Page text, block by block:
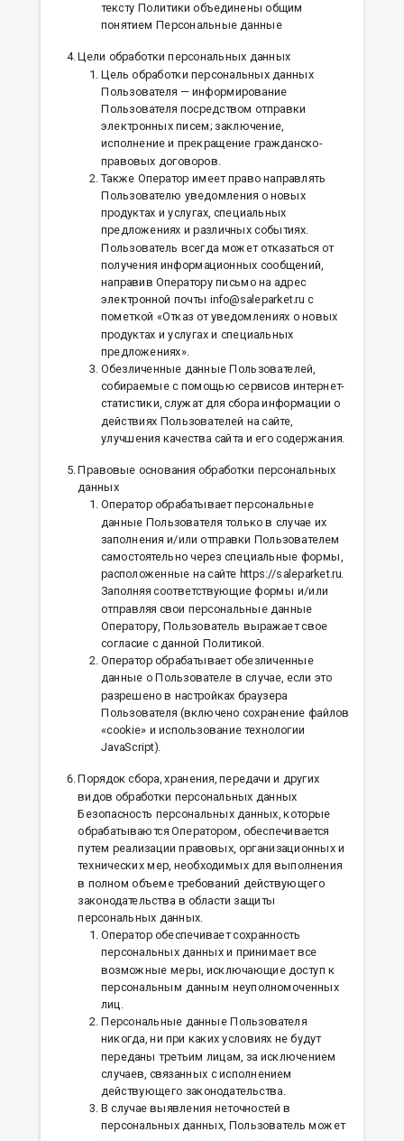
тексту Политики объединены общим
понятием Персональные данные
Цели обработки персональных данных
Цель обработки персональных данных
Пользователя — информирование
Пользователя посредством отправки
электронных писем; заключение,
исполнение и прекращение гражданско-
правовых договоров.
Также Оператор имеет право направлять
Пользователю уведомления о новых
продуктах и услугах, специальных
предложениях и различных событиях.
Пользователь всегда может отказаться от
получения информационных сообщений,
направив Оператору письмо на адрес
электронной почты info@saleparket.ru с
пометкой «Отказ от уведомлениях о новых
продуктах и услугах и специальных
предложениях».
Обезличенные данные Пользователей,
собираемые с помощью сервисов интернет-
статистики, служат для сбора информации о
действиях Пользователей на сайте,
улучшения качества сайта и его содержания.
Правовые основания обработки персональных
данных
Оператор обрабатывает персональные
данные Пользователя только в случае их
заполнения и/или отправки Пользователем
самостоятельно через специальные формы,
расположенные на сайте https://saleparket.ru.
Заполняя соответствующие формы и/или
отправляя свои персональные данные
Оператору, Пользователь выражает свое
согласие с данной Политикой.
Оператор обрабатывает обезличенные
данные о Пользователе в случае, если это
разрешено в настройках браузера
Пользователя (включено сохранение файлов
«cookie» и использование технологии
JavaScript).
Порядок сбора, хранения, передачи и других
видов обработки персональных данных
Безопасность персональных данных, которые
обрабатываются Оператором, обеспечивается
путем реализации правовых, организационных и
технических мер, необходимых для выполнения
в полном объеме требований действующего
законодательства в области защиты
персональных данных.
Оператор обеспечивает сохранность
персональных данных и принимает все
возможные меры, исключающие доступ к
персональным данным неуполномоченных
лиц.
Персональные данные Пользователя
никогда, ни при каких условиях не будут
переданы третьим лицам, за исключением
случаев, связанных с исполнением
действующего законодательства.
В случае выявления неточностей в
персональных данных, Пользователь может